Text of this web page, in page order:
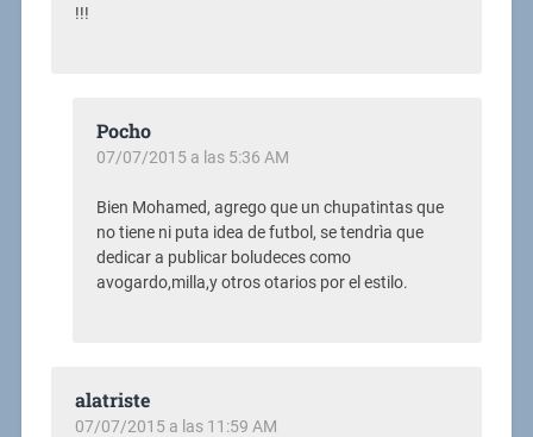
!!!
Pocho
07/07/2015 a las 5:36 AM
Bien Mohamed, agrego que un chupatintas que
no tiene ni puta idea de futbol, se tendrìa que
dedicar a publicar boludeces como
avogardo,milla,y otros otarios por el estilo.
alatriste
07/07/2015 a las 11:59 AM